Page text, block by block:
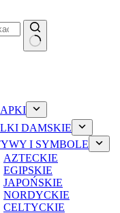
DAMSKIE
I SYMBOLE
AZTECKIE
EGIPSKIE
JAPOŃSKIE
NORDYCKIE
CELTYCKIE